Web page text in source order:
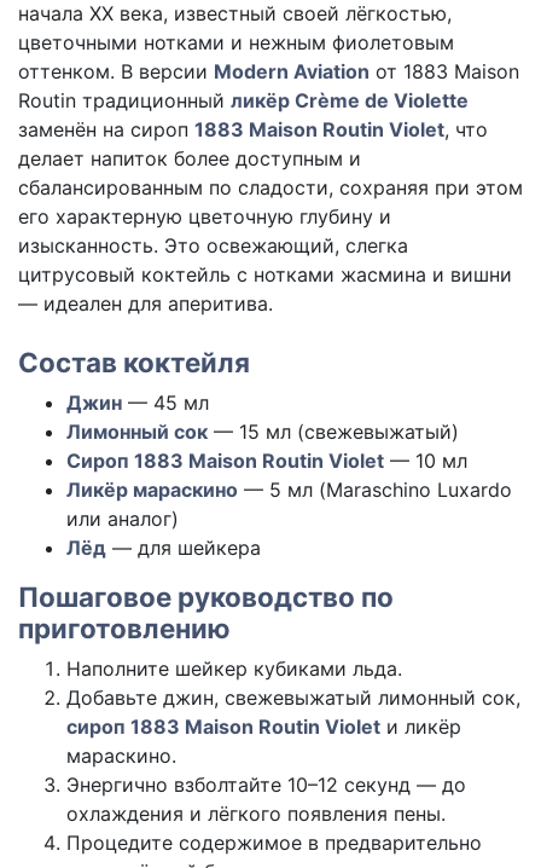
начала XX века, известный своей лёгкостью,
цветочными нотками и нежным фиолетовым
оттенком. В версии Modern Aviation от 1883 Maison
Routin традиционный ликёр Crème de Violette
заменён на сироп 1883 Maison Routin Violet, что
делает напиток более доступным и
сбалансированным по сладости, сохраняя при этом
его характерную цветочную глубину и
изысканность. Это освежающий, слегка
цитрусовый коктейль с нотками жасмина и вишни
— идеален для аперитива.
Состав коктейля
Джин — 45 мл
Лимонный сок — 15 мл (свежевыжатый)
Сироп 1883 Maison Routin Violet — 10 мл
Ликёр мараскино — 5 мл (Maraschino Luxardo
или аналог)
Лёд — для шейкера
Пошаговое руководство по
приготовлению
Наполните шейкер кубиками льда.
Добавьте джин, свежевыжатый лимонный сок,
сироп 1883 Maison Routin Violet и ликёр
мараскино.
Энергично взболтайте 10–12 секунд — до
охлаждения и лёгкого появления пены.
Процедите содержимое в предварительно